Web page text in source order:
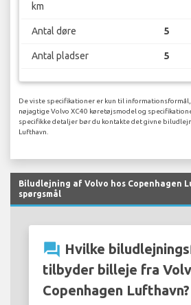
km
Antal døre 5
Antal pladser 5
De viste specifikationer er kun til informationsformål,
nøjagtige Volvo XC40 køretøjsmodel og
specifikke detaljer bør du kontakte det givne
Lufthavn.
Biludlejning af Volvo hos Copenhagen
spørgsmål
question_answer Hvilke
tilbyder billeje fra
Copenhagen Lufthavn?